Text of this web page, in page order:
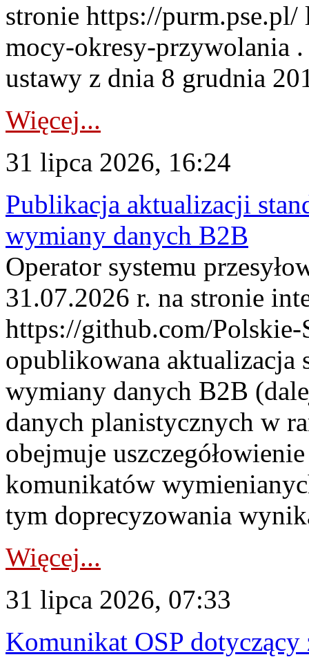
stronie https://
mocy-okresy-przywolania
ustawy z dnia 8 grudnia
Więcej...
31 lipca 2026, 16:24
Publikacja aktualizacji
wymiany danych B2B
Operator systemu
31.07.2026 r. na stronie
https://github.com/Polskie-
opublikowana aktualizacja
wymiany danych B2B
danych planistycznych w
obejmuje
komunikatów
tym doprecyzowania
Więcej...
31 lipca 2026, 07:33
Komunikat OSP dotyczący